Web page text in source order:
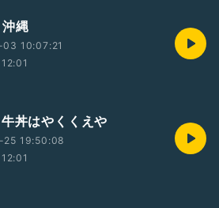
縄
10:07:21
12:01
丼はやくくえや
19:50:08
12:01